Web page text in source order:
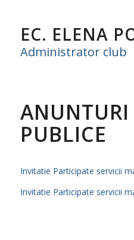
EC. ELENA
Administrator club
PUBLICE
Invitatie Participate servicii
Invitatie Participate servicii